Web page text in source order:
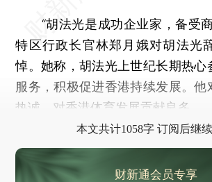
“胡法光是成功企业家，备受商
特区行政长官林郑月娥对胡法光
悼。她称，胡法光上世纪长期热心
服务，积极促进香港持续发展。他
热诚，对香港体育发展贡献良多。
本文共计1058字 订阅后继
财新通会员专享